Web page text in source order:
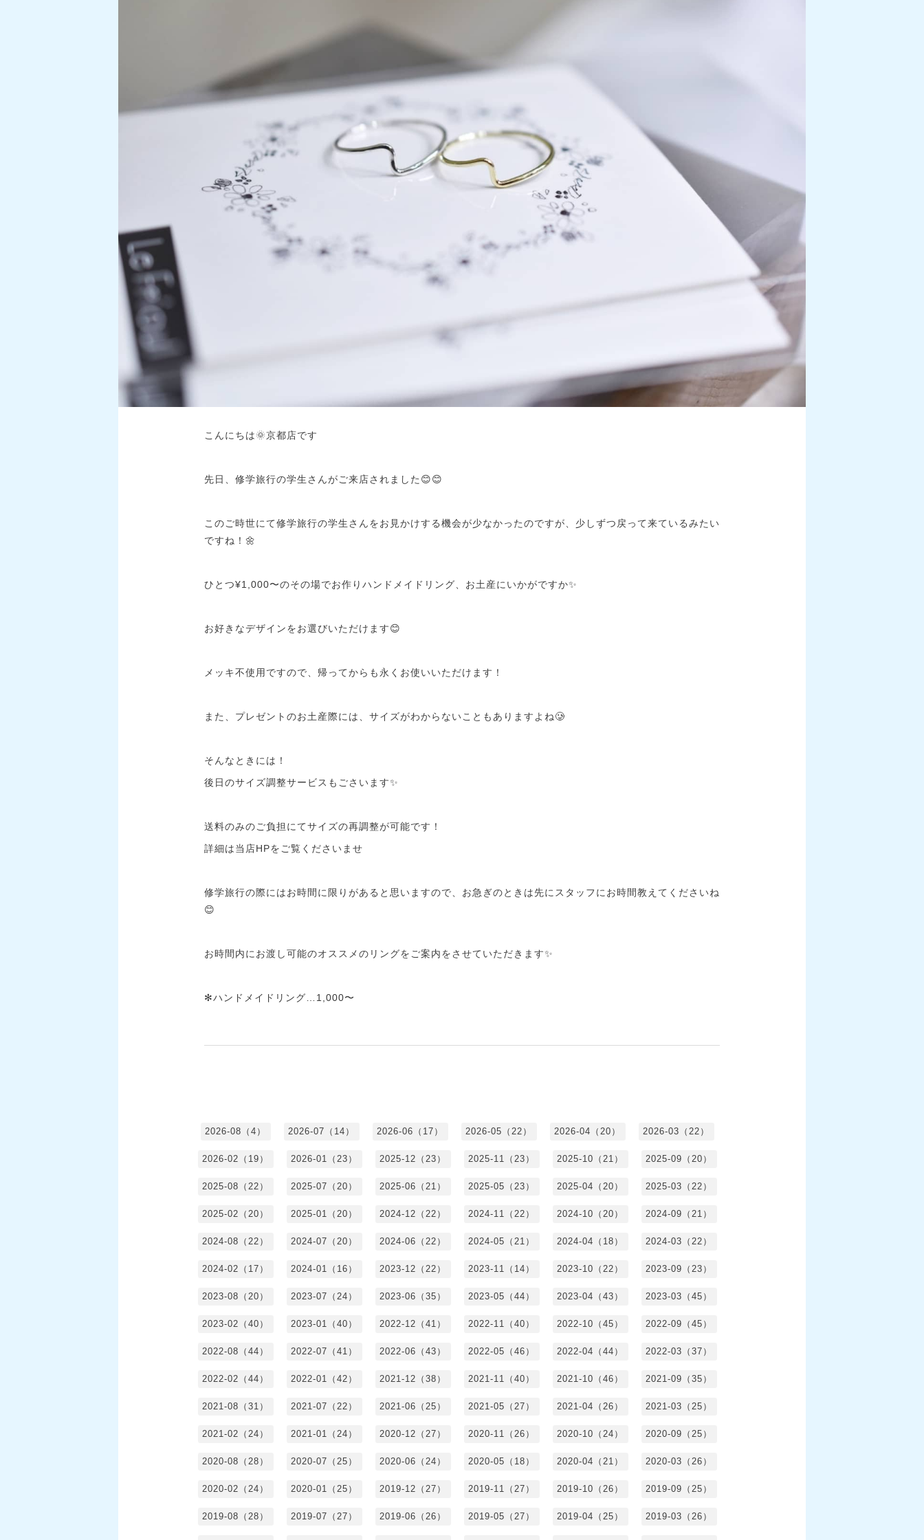
こんにちは🌞京都店です
先日、修学旅行の学生さんがご来店されました😊😊
このご時世にて修学旅行の学生さんをお見かけする機会が少なかったのですが、少しずつ戻って来ているみたい
ですね！🌼
ひとつ¥1,000〜のその場でお作りハンドメイドリング、お土産にいかがですか✨
お好きなデザインをお選びいただけます😊
メッキ不使用ですので、帰ってからも永くお使いいただけます！
また、プレゼントのお土産際には、サイズがわからないこともありますよね🥲
そんなときには！
後日のサイズ調整サービスもごさいます✨
送料のみのご負担にてサイズの再調整が可能です！
詳細は当店HPをご覧くださいませ
修学旅行の際にはお時間に限りがあると思いますので、お急ぎのときは先にスタッフにお時間教えてくださいね
😊
お時間内にお渡し可能のオススメのリングをご案内をさせていただきます✨
✻ハンドメイドリング…1,000〜
2026-08（4） 2026-07（14） 2026-06（17） 2026-05（22） 2026-04（20） 2026-03（22）
2026-02（19） 2026-01（23） 2025-12（23） 2025-11（23） 2025-10（21） 2025-09（20）
2025-08（22） 2025-07（20） 2025-06（21） 2025-05（23） 2025-04（20） 2025-03（22）
2025-02（20） 2025-01（20） 2024-12（22） 2024-11（22） 2024-10（20） 2024-09（21）
2024-08（22） 2024-07（20） 2024-06（22） 2024-05（21） 2024-04（18） 2024-03（22）
2024-02（17） 2024-01（16） 2023-12（22） 2023-11（14） 2023-10（22） 2023-09（23）
2023-08（20） 2023-07（24） 2023-06（35） 2023-05（44） 2023-04（43） 2023-03（45）
2023-02（40） 2023-01（40） 2022-12（41） 2022-11（40） 2022-10（45） 2022-09（45）
2022-08（44） 2022-07（41） 2022-06（43） 2022-05（46） 2022-04（44） 2022-03（37）
2022-02（44） 2022-01（42） 2021-12（38） 2021-11（40） 2021-10（46） 2021-09（35）
2021-08（31） 2021-07（22） 2021-06（25） 2021-05（27） 2021-04（26） 2021-03（25）
2021-02（24） 2021-01（24） 2020-12（27） 2020-11（26） 2020-10（24） 2020-09（25）
2020-08（28） 2020-07（25） 2020-06（24） 2020-05（18） 2020-04（21） 2020-03（26）
2020-02（24） 2020-01（25） 2019-12（27） 2019-11（27） 2019-10（26） 2019-09（25）
2019-08（28） 2019-07（27） 2019-06（26） 2019-05（27） 2019-04（25） 2019-03（26）